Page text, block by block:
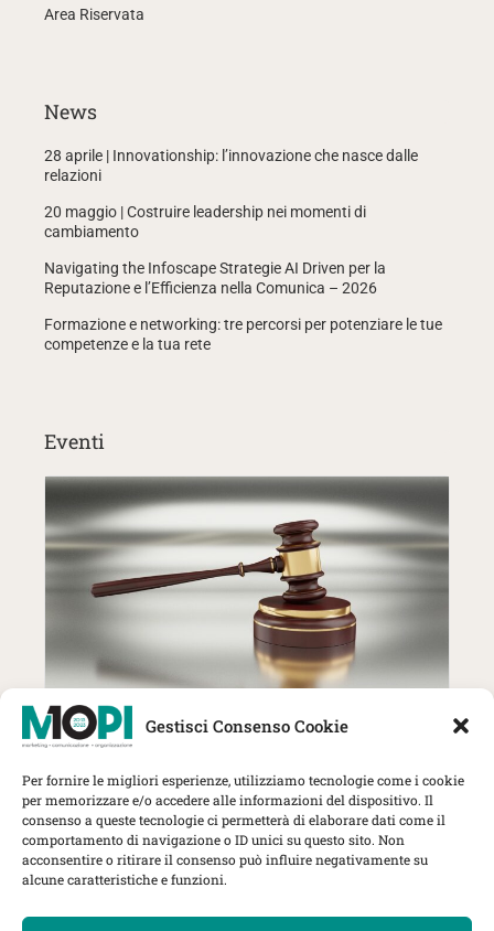
Gestisci Consenso Cookie
Per fornire le migliori esperienze, utilizziamo tecnologie come i cookie
per memorizzare e/o accedere alle informazioni del dispositivo. Il
consenso a queste tecnologie ci permetterà di elaborare dati come il
comportamento di navigazione o ID unici su questo sito. Non
acconsentire o ritirare il consenso può influire negativamente su
alcune caratteristiche e funzioni.
Area Riservata
News
28 aprile | Innovationship: l’innovazione che nasce dalle
relazioni
20 maggio | Costruire leadership nei momenti di
cambiamento
Navigating the Infoscape Strategie AI Driven per la
Reputazione e l’Efficienza nella Comunica – 2026
Formazione e networking: tre percorsi per potenziare le tue
competenze e la tua rete
Eventi
27 Ottobre | MOPI incontra The
Lawyer: trend, strategie e nuove
sfide per gli studi professionali
Herbert Smith Freehills Kramer, Via
Rovello 1, Milano
MOPI Incontra